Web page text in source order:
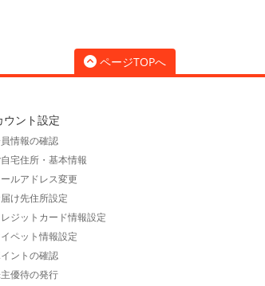
ページTOPへ
ウント設定
情報の確認
宅住所・基本情報
ルアドレス変更
け先住所設定
ジットカード情報設定
ペット情報設定
ントの確認
優待の発行